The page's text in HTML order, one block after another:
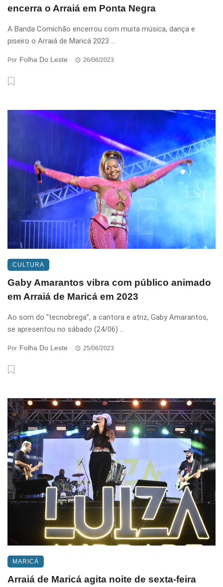
encerra o Arraiá em Ponta Negra
A Banda Comichão encerrou com muita música, dança e
piseiro o Arraiá de Maricá 2023 ...
Por Folha Do Leste 26/06/2023
CULTURA
Gaby Amarantos vibra com público animado
em Arraiá de Maricá em 2023
Ao som do “tecnobrega”, a cantora e atriz, Gaby Amarantos,
se apresentou no sábado (24/06) ...
Por Folha Do Leste 25/06/2023
MARICÁ
Arraiá de Maricá agita noite de sexta-feira